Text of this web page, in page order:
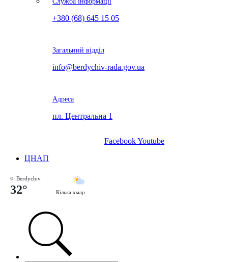
+380 (68) 645 15 05
Загальний відділ
info@berdychiv-rada.gov.ua
Адреса
пл. Центральна 1
FacebookYoutube
ЦНАП
Berdychiv
32° Кілька хмар